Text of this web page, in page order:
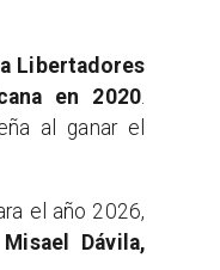
Libertadores
en 2020.
al ganar el
el año 2026,
Dávila,